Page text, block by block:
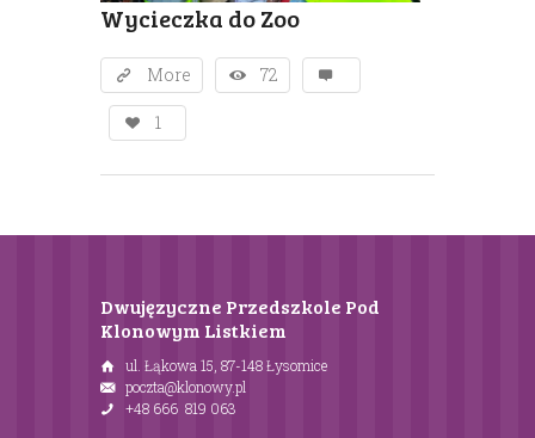
Wycieczka do Zoo
More 72
1
Dwujęzyczne Przedszkole Pod
Klonowym Listkiem
ul. Łąkowa 15, 87-148 Łysomice
poczta@klonowy.pl
+48 666 819 063